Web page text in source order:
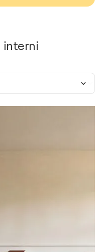
interni